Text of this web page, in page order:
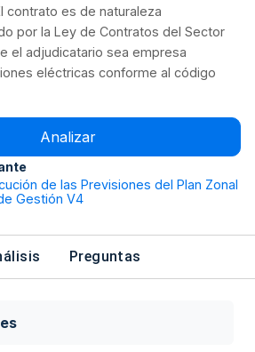
contrato es de naturaleza
por la Ley de Contratos del Sector
el adjudicatario sea empresa
eléctricas conforme al código
Analizar
de las Previsiones del Plan Zonal
Gestión V4
Preguntas